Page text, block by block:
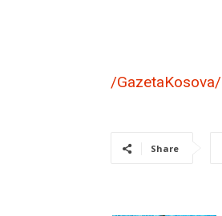
/GazetaKosova/
Share